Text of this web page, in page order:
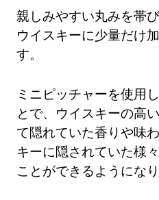
親しみやすい丸みを帯
ウイスキーに少量だけ
す。
ミニピッチャーを使用
とで、ウイスキーの高
て隠れていた香りや味
キーに隠されていた様
ことができるようになり